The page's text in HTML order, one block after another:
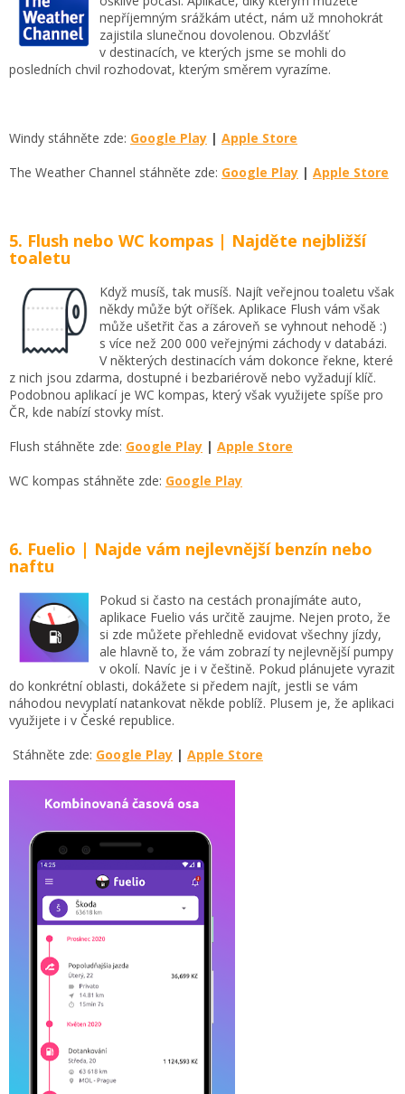
nepříjemným srážkám utéct, nám už mnohokrát
zajistila slunečnou dovolenou. Obzvlášť
v destinacích, ve kterých jsme se mohli do
posledních chvil rozhodovat, kterým směrem vyrazíme.
Windy stáhněte zde: Google Play | Apple Store
The Weather Channel stáhněte zde: Google Play | Apple Store
5. Flush nebo WC kompas | Najděte nejbližší
toaletu
Když musíš, tak musíš. Najít veřejnou toaletu však
někdy může být oříšek. Aplikace Flush vám však
může ušetřit čas a zároveň se vyhnout nehodě :)
s více než 200 000 veřejnými záchody v databázi.
V některých destinacích vám dokonce řekne, které
z nich jsou zdarma, dostupné i bezbariérově nebo vyžadují klíč.
Podobnou aplikací je WC kompas, který však využijete spíše pro
ČR, kde nabízí stovky míst.
Flush stáhněte zde: Google Play | Apple Store
WC kompas stáhněte zde: Google Play
6. Fuelio | Najde vám nejlevnější benzín nebo
naftu
Pokud si často na cestách pronajímáte auto,
aplikace Fuelio vás určitě zaujme. Nejen proto, že
si zde můžete přehledně evidovat všechny jízdy,
ale hlavně to, že vám zobrazí ty nejlevnější pumpy
v okolí. Navíc je i v češtině. Pokud plánujete vyrazit
do konkrétní oblasti, dokážete si předem najít, jestli se vám
náhodou nevyplatí natankovat někde poblíž. Plusem je, že aplikaci
využijete i v České republice.
Stáhněte zde: Google Play | Apple Store